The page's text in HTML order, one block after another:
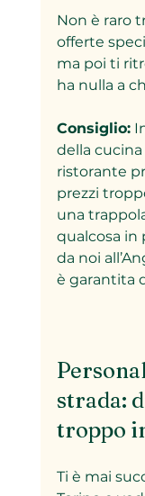
Non è raro
offerte
ma poi ti
ha nulla a
Consiglio:
della
ristorante
prezzi
una
qualcosa in
da noi
è garantita
strada:
troppo
Ti è mai